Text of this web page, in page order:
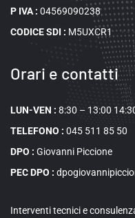
P IVA : 04569090238
CODICE SDI : M5UXCR1
Orari e contatti
LUN-VEN : 8:30 – 13:00
TELEFONO : 045 511 85 50
DPO : Giovanni Piccione
PEC DPO :
Interventi tecnici e